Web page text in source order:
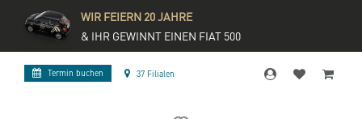
WIR FEIERN 20 JAHRE
& IHR GEWINNT EINEN FIAT 500
Termin buchen 37 Filialen